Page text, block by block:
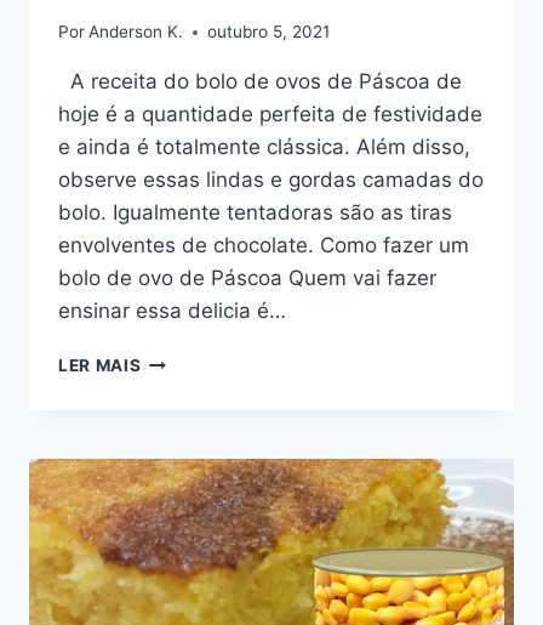
PorAnderson K. outubro 5, 2021
A receita do bolo de ovos de Páscoa de
hoje é a quantidade perfeita de festividade
e ainda é totalmente clássica. Além disso,
observe essas lindas e gordas camadas do
bolo. Igualmente tentadoras são as tiras
envolventes de chocolate. Como fazer um
bolo de ovo de Páscoa Quem vai fazer
ensinar essa delicia é…
LER MAIS COMO
PÁSCOA
DE
TRAVESSA